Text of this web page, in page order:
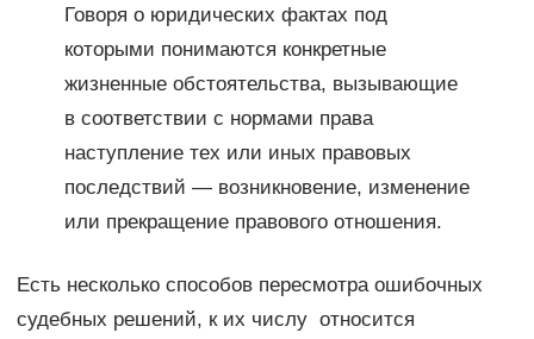
Говоря о юридических фактах под
которыми понимаются конкретные
жизненные обстоятельства, вызывающие
в соответствии с нормами права
наступление тех или иных правовых
последствий — возникновение, изменение
или прекращение правового отношения.
Есть несколько способов пересмотра ошибочных
судебных решений, к их числу относится